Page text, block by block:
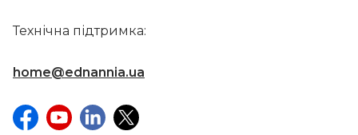
Технічна підтримка:
home@ednannia.ua